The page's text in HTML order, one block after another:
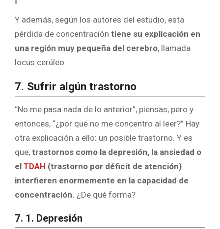
Y además, según los autores del estudio, esta
pérdida de concentración tiene su explicación en
una región muy pequeña del cerebro, llamada
locus cerúleo.
7. Sufrir algún trastorno
“No me pasa nada de lo anterior”, piensas, pero y
entonces, “¿por qué no me concentro al leer?” Hay
otra explicación a ello: un posible trastorno. Y es
que, trastornos como la depresión, la ansiedad o
el TDAH (trastorno por déficit de atención)
interfieren enormemente en la capacidad de
concentración. ¿De qué forma?
7. 1. Depresión